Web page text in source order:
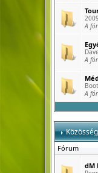
A
A
A
Közösség
Fórum
dM